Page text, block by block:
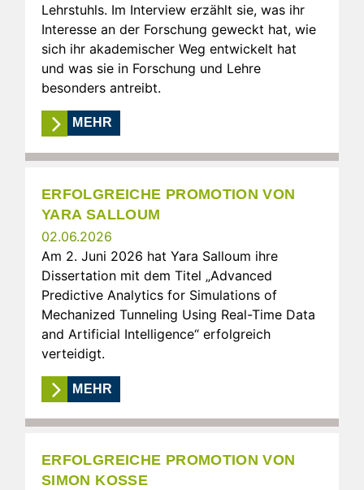
Lehrstuhls. Im Interview erzählt sie, was ihr
Interesse an der Forschung geweckt hat, wie
sich ihr akademischer Weg entwickelt hat
und was sie in Forschung und Lehre
besonders antreibt.
MEHR
ERFOLGREICHE PROMOTION VON
YARA SALLOUM
02.06.2026
Am 2. Juni 2026 hat Yara Salloum ihre
Dissertation mit dem Titel „Advanced
Predictive Analytics for Simulations of
Mechanized Tunneling Using Real-Time Data
and Artificial Intelligence“ erfolgreich
verteidigt.
MEHR
ERFOLGREICHE PROMOTION VON
SIMON KOSSE